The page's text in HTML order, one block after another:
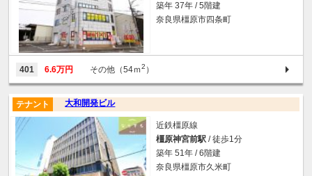
築年 37年 / 5階建
奈良県橿原市四条町
401 6.6万円 その他（54ｍ2 ）
大和開発ビル
テナント
近鉄橿原線
橿原神宮前駅 / 徒歩1分
築年 51年 / 6階建
奈良県橿原市久米町